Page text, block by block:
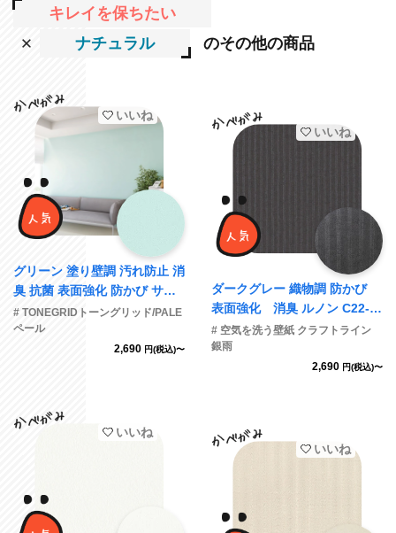
キレイを保ちたい
ナチュラル
のその他の商品
いいね
グリーン 塗り壁調 汚れ防止 消
臭 抗菌 表面強化 防かび サン
ゲツ TH34006
# TONEGRIDトーングリッド/PALE
ペール
2,690 円(税込)〜
いいね
ダークグレー 織物調 防かび
表面強化 消臭 ルノン C22-2
095
# 空気を洗う壁紙 クラフトライン
銀雨
2,690 円(税込)〜
いいね
いいね